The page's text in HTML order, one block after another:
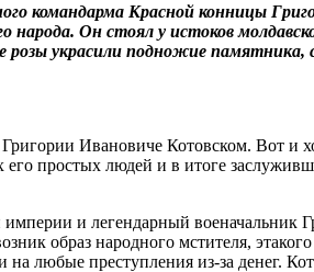
командарма Красной конницы
народа. Он стоял у истоков
украсили подножие памятника,
Ивановиче Котовском. Вот и
простых людей и в итоге
и легендарный военачальник
образ народного мстителя, этакого
на любые преступления из-за денег.